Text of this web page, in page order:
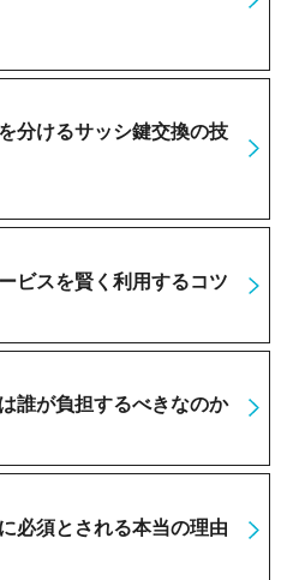
分けるサッシ鍵交換の技
ビスを賢く利用するコツ
誰が負担するべきなのか
必須とされる本当の理由